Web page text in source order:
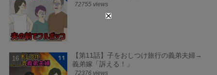
72755 views
【第11話】子をおしつけ旅行の義弟夫婦→
義弟嫁「訴える！」
72376 views